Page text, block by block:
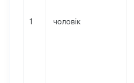
1 чоловік